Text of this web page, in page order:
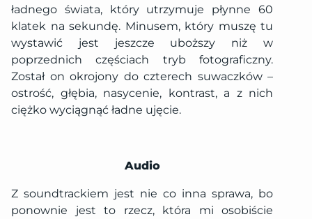
ładnego świata, który utrzymuje płynne 60
klatek na sekundę. Minusem, który muszę tu
wystawić jest jeszcze uboższy niż w
poprzednich częściach tryb fotograficzny.
Został on okrojony do czterech suwaczków –
ostrość, głębia, nasycenie, kontrast, a z nich
ciężko wyciągnąć ładne ujęcie.
Audio
Z soundtrackiem jest nie co inna sprawa, bo
ponownie jest to rzecz, która mi osobiście